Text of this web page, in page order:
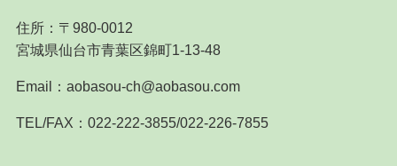
住所：〒980-0012
宮城県仙台市青葉区錦町1-13-48
Email：aobasou-ch@aobasou.com
TEL/FAX：022-222-3855/022-226-7855